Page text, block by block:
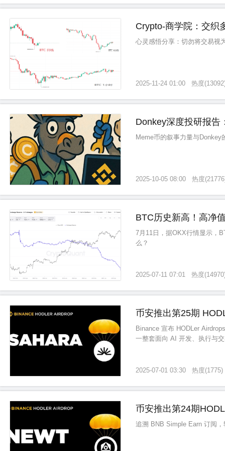
心灵感悟分享：切勿将交易视
2025-11-24 01:00 热度(13092
Donkey深度投研报告
Meme币的叙事⼒量与Donkey
2025-10-05 08:00 热度(21776
BTC历史新高！高净
7月11日，据OKX行情显示，
么？
2025-07-11 07:01 热度(14970
币安推出第25期
Binance 宣布 HODLer Airdrops 活动进入第25期 AI 原生区块链平台
一整套面向 AI 开发、执行与
2025-07-01 03:30 热度(1775)
币安推出第24期
追溯 BNB Simple Earn 订阅